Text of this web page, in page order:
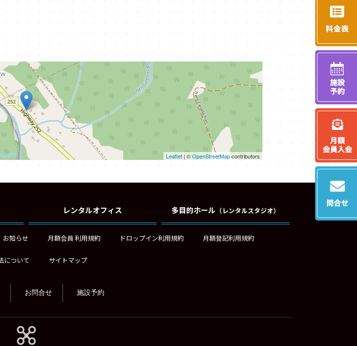
Leaflet | ©OpenStreetMapcontributors
レンタルオフィス 多目的ホール （レンタルスタジオ）
お知らせ 月額会員 利用規約 ドロップイン利用規約 月額登記利用規約
について サイトマップ
お問合せ 施設予約